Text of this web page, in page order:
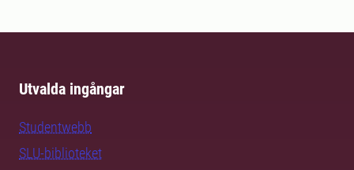
Utvalda ingångar
Studentwebb
SLU-biblioteket